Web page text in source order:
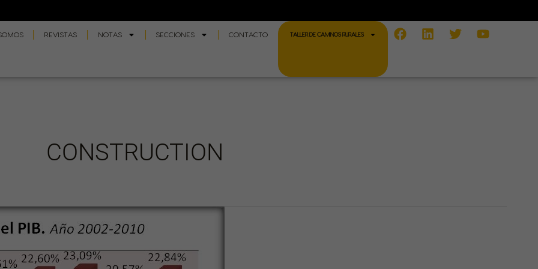
REVISTAS NOTAS SECCIONES CONTACTO TALLER DE CAMINOS RURALES
Facebook
LinkedinTwitterYoutube
CONSTRUCTION